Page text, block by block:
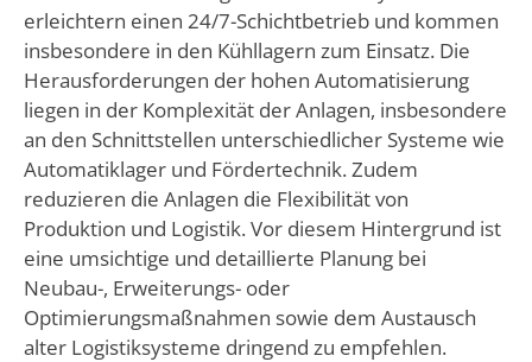
erleichtern einen 24/7-Schichtbetrieb und kommen
insbesondere in den Kühllagern zum Einsatz. Die
Herausforderungen der hohen Automatisierung
liegen in der Komplexität der Anlagen, insbesondere
an den Schnittstellen unterschiedlicher Systeme wie
Automatiklager und Fördertechnik. Zudem
reduzieren die Anlagen die Flexibilität von
Produktion und Logistik. Vor diesem Hintergrund ist
eine umsichtige und detaillierte Planung bei
Neubau-, Erweiterungs- oder
Optimierungsmaßnahmen sowie dem Austausch
alter Logistiksysteme dringend zu empfehlen.